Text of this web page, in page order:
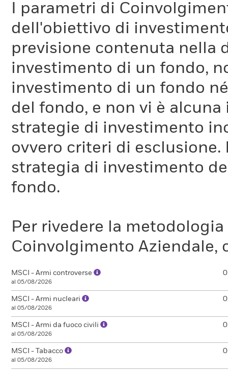
I parametri di
dell'obiettivo di
previsione contenuta nella
investimento di un fondo,
investimento di un fondo
del fondo, e non vi è
strategie di investimento
ovvero criteri di
strategia di investimento
fondo.
Per rivedere la
Coinvolgimento Aziendale,
MSCI - Armi controverse
al 05/08/2026
MSCI - Armi nucleari
al 05/08/2026
MSCI - Armi da fuoco civili
al 05/08/2026
MSCI - Tabacco
al 05/08/2026